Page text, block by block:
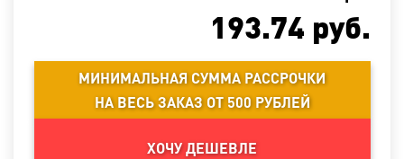
193.74 руб.
МИНИМАЛЬНАЯ СУММА РАССРОЧКИ
НА ВЕСЬ ЗАКАЗ ОТ 500 РУБЛЕЙ
ХОЧУ ДЕШЕВЛЕ